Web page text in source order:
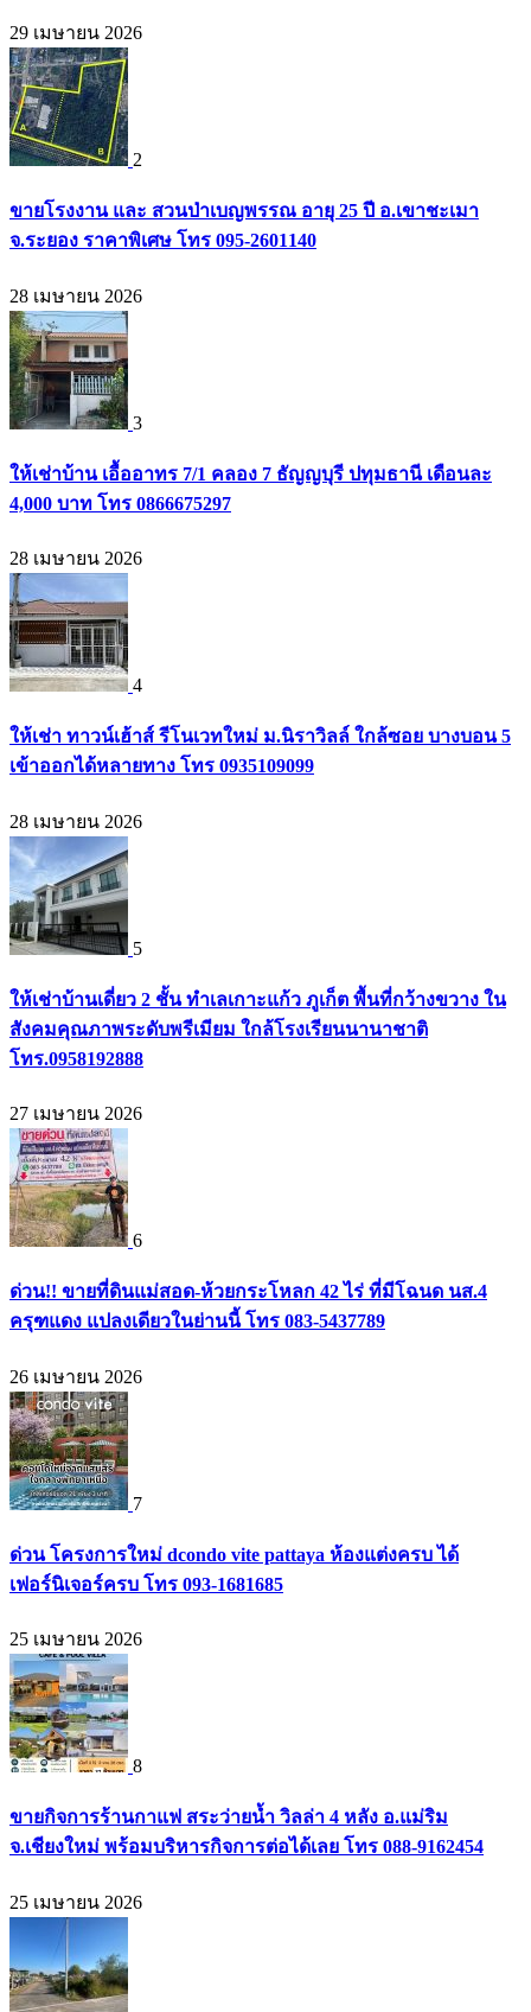
29 เมษายน 2026
2
ขายโรงงาน และ สวนป่าเบญพรรณ อายุ 25 ปี อ.เขาชะเมา
จ.ระยอง ราคาพิเศษ โทร 095-2601140
28 เมษายน 2026
3
ให้เช่าบ้าน เอื้ออาทร 7/1 คลอง 7 ธัญญบุรี ปทุมธานี เดือนละ
4,000 บาท โทร 0866675297
28 เมษายน 2026
4
ให้เช่า ทาวน์เฮ้าส์ รีโนเวทใหม่ ม.นิราวิลล์ ใกล้ซอย บางบอน 5
เข้าออกได้หลายทาง โทร 0935109099
28 เมษายน 2026
5
ให้เช่าบ้านเดี่ยว 2 ชั้น ทำเลเกาะแก้ว ภูเก็ต พื้นที่กว้างขวาง ใน
สังคมคุณภาพระดับพรีเมียม ใกล้โรงเรียนนานาชาติ
โทร.0958192888
27 เมษายน 2026
6
ด่วน!! ขายที่ดินแม่สอด-ห้วยกระโหลก 42 ไร่ ที่มีโฉนด นส.4
ครุฑแดง แปลงเดียวในย่านนี้ โทร 083-5437789
26 เมษายน 2026
7
ด่วน โครงการใหม่ dcondo vite pattaya ห้องแต่งครบ ได้
เฟอร์นิเจอร์ครบ โทร 093-1681685
25 เมษายน 2026
8
ขายกิจการร้านกาแฟ สระว่ายน้ำ วิลล่า 4 หลัง อ.แม่ริม
จ.เชียงใหม่ พร้อมบริหารกิจการต่อได้เลย โทร 088-9162454
25 เมษายน 2026